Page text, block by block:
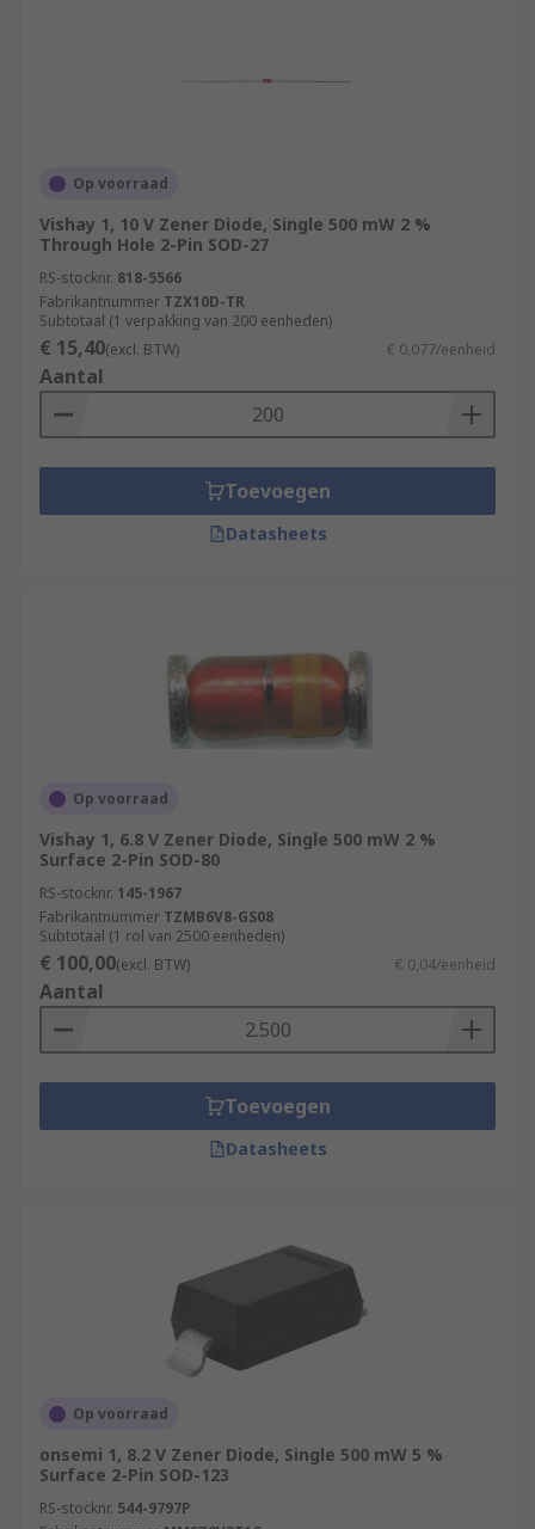
Op voorraad
Vishay 1, 10 V Zener Diode, Single 500 mW 2 %
Through Hole 2-Pin SOD-27
RS-stocknr. 818-5566
Fabrikantnummer TZX10D-TR
Subtotaal (1 verpakking van 200 eenheden)
€ 15,40(excl. BTW) € 0,077/eenheid
Aantal
Toevoegen
Datasheets
Op voorraad
Vishay 1, 6.8 V Zener Diode, Single 500 mW 2 %
Surface 2-Pin SOD-80
RS-stocknr. 145-1967
Fabrikantnummer TZMB6V8-GS08
Subtotaal (1 rol van 2500 eenheden)
€ 100,00(excl. BTW) € 0,04/eenheid
Aantal
Toevoegen
Datasheets
Op voorraad
onsemi 1, 8.2 V Zener Diode, Single 500 mW 5 %
Surface 2-Pin SOD-123
RS-stocknr. 544-9797P